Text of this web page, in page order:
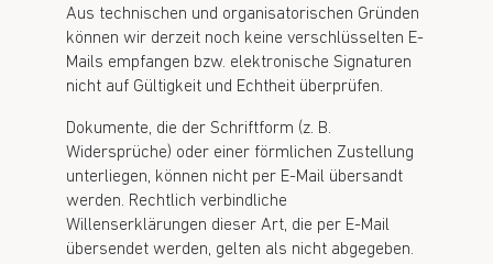
Aus technischen und organisatorischen Gründen
können wir derzeit noch keine verschlüsselten E-
Mails empfangen bzw. elektronische Signaturen
nicht auf Gültigkeit und Echtheit überprüfen.
Dokumente, die der Schriftform (z. B.
Widersprüche) oder einer förmlichen Zustellung
unterliegen, können nicht per E-Mail übersandt
werden. Rechtlich verbindliche
Willenserklärungen dieser Art, die per E-Mail
übersendet werden, gelten als nicht abgegeben.